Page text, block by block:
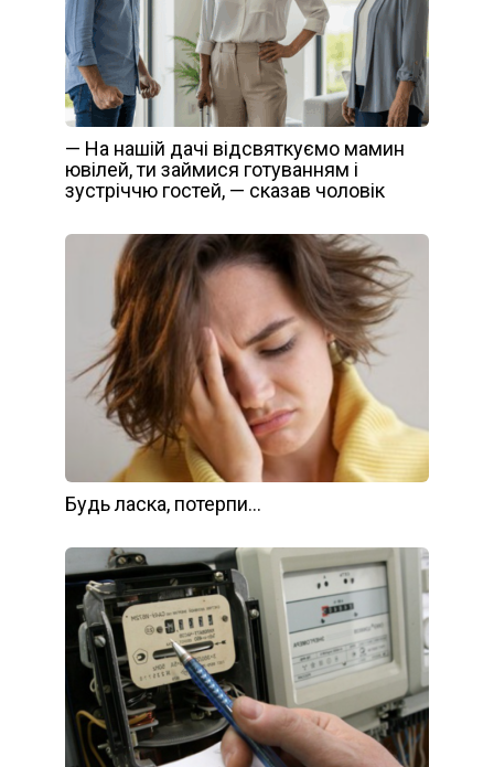
— На нашій дачі відсвяткуємо мамин
ювілей, ти займися готуванням і
зустріччю гостей, — сказав чоловік
Будь ласка, потерпи…